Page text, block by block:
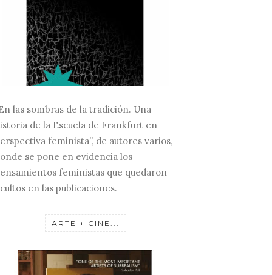
HAAS
LEVY...
FRIEZE LONDON...
las sombras de la tradición. Una
de la Escuela de Frankfurt en
feminista”, de autores varios,
se pone en evidencia los
feministas que quedaron
en las publicaciones.
ARTE + CINE...